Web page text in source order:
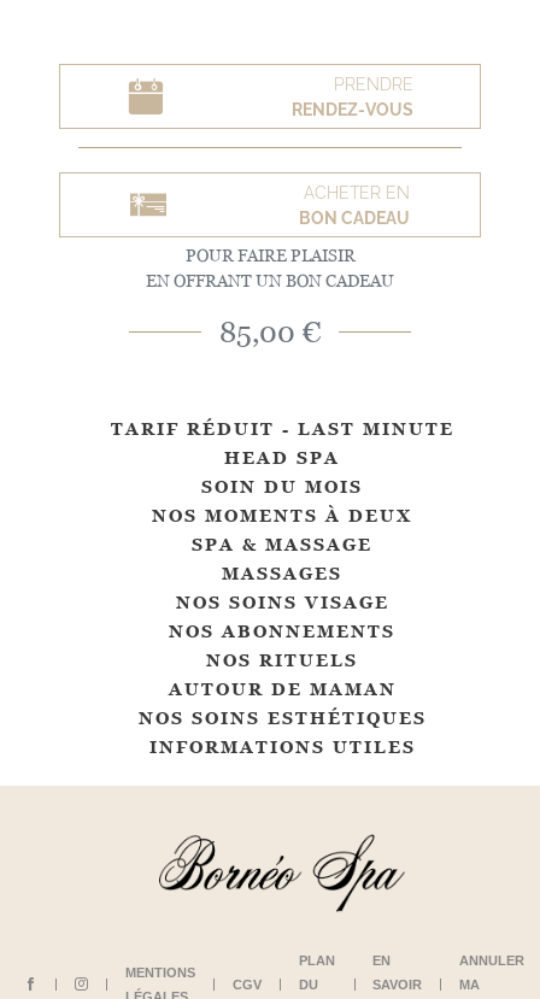
PRENDRE
RENDEZ-VOUS
ACHETER EN
BON CADEAU
POUR FAIRE PLAISIR
EN OFFRANT UN BON CADEAU
85,00 €
TARIF RÉDUIT - LAST MINUTE
HEAD SPA
SOIN DU MOIS
NOS MOMENTS À DEUX
SPA & MASSAGE
MASSAGES
NOS SOINS VISAGE
NOS ABONNEMENTS
NOS RITUELS
AUTOUR DE MAMAN
NOS SOINS ESTHÉTIQUES
INFORMATIONS UTILES
MENTIONS
CGV
PLAN
DU
EN
SAVOIR
ANNULER
MA